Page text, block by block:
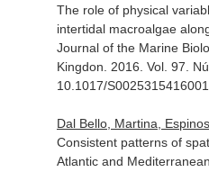
The role of physical
intertidal macroalgae
Journal of the Marine
Kingdon . 2016. Vol. 97.
10.1017/
Dal Bello, Martina,
Consistent patterns of
Atlantic and